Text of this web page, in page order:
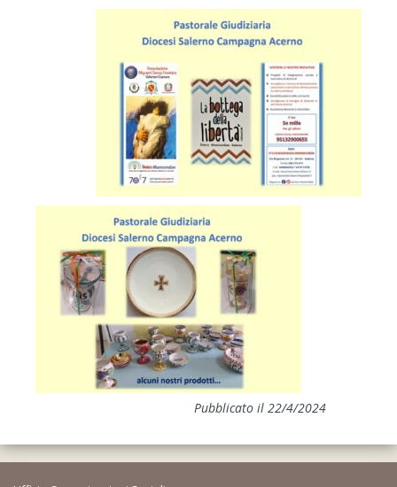
Pubblicato il 22/4/2024